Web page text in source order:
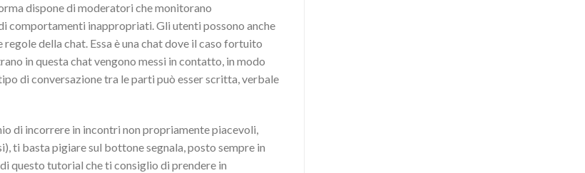
dispone di moderatori che monitorano
comportamenti inappropriati. Gli utenti possono anche
della chat. Essa è una chat dove il caso fortuito
in questa chat vengono messi in contatto, in modo
di conversazione tra le parti può esser scritta, verbale
di incorrere in incontri non propriamente piacevoli,
ti basta pigiare sul bottone segnala, posto sempre in
questo tutorial che ti consiglio di prendere in